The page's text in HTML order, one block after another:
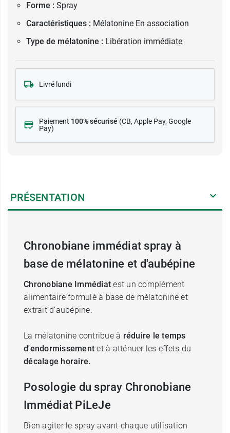
Forme : Spray
Caractéristiques : Mélatonine En association
Type de mélatonine : Libération immédiate
Livré lundi
Paiement 100% sécurisé (CB, Apple Pay, Google
Pay)
PRÉSENTATION
Chronobiane immédiat spray à
base de mélatonine et d'aubépine
Chronobiane Immédiatest un complément
alimentaire formulé à base de mélatonine et
extrait d'aubépine.
La mélatonine contribue à réduire le temps
d'endormissement et à atténuer les effets du
décalage horaire.
Posologie du spray Chronobiane
Immédiat PiLeJe
Bien agiter le spray avant chaque utilisation